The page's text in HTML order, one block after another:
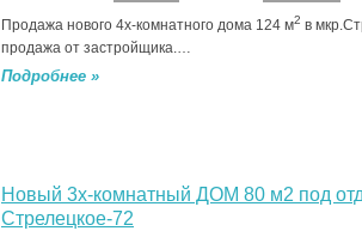
Продажа нового 4х-комнатного дома 124 м2 в
продажа от застройщика.…
Подробнее »
Новый 3х-комнатный ДОМ 80 м2 под
Стрелецкое-72